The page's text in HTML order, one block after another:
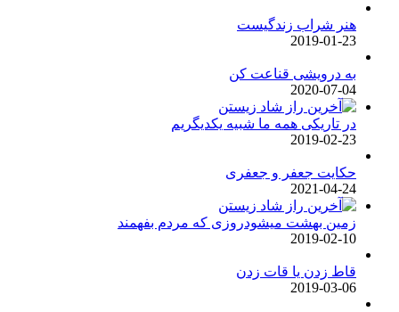
هنر شراب زندگیست
2019-01-23
به درویشی قناعت کن
2020-07-04
در تاریکی همه ما شبیه یکدیگریم
2019-02-23
حکایت جعفر و جعفری
2021-04-24
زمین بهشت میشودروزی که مردم بفهمند
2019-02-10
قاط زدن یا قات زدن
2019-03-06